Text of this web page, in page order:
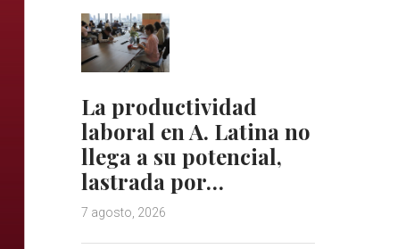
La productividad
laboral en A. Latina no
llega a su potencial,
lastrada por…
7 agosto, 2026